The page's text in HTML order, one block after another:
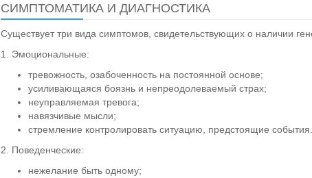
СИМПТОМАТИКА И ДИАГНОСТИКА
Существует три вида симптомов, свидетельствующих о наличии
1. Эмоциональные:
тревожность, озабоченность на постоянной основе;
усиливающаяся боязнь и непреодолеваемый страх;
неуправляемая тревога;
навязчивые мысли;
стремление контролировать ситуацию, предстоящие события.
2. Поведенческие:
нежелание быть одному;